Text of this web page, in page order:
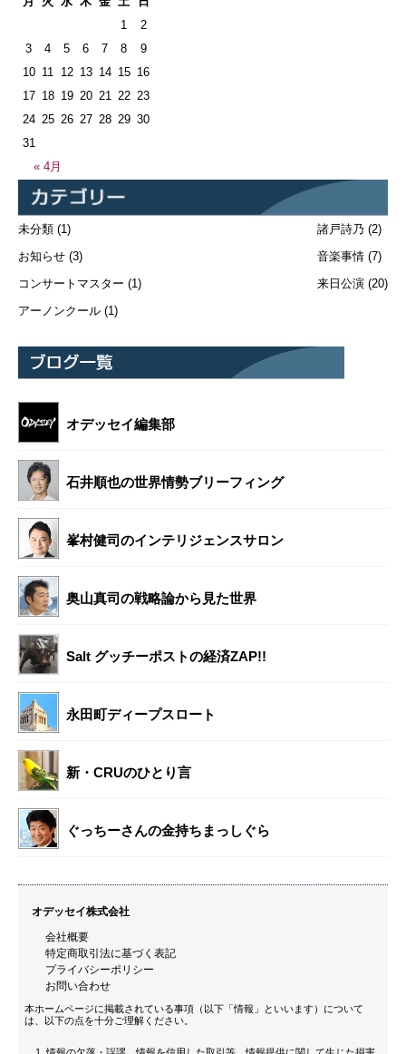
« 4月
1
2
3
4 5 6 7 8
9
10 11 12 13 14 15 16
17 18 19 20 21 22 23
24 25 26 27 28 29 30
31
未分類 (1)
お知らせ (3)
コンサートマスター (1)
アーノンクール (1)
諸戸詩乃 (2)
音楽事情 (7)
来日公演 (20)
オデッセイ編集部
石井順也の世界情勢ブリーフィング
峯村健司のインテリジェンスサロン
奥山真司の戦略論から見た世界
Salt グッチーポストの経済ZAP!!
永田町ディープスロート
新・CRUのひとり言
ぐっちーさんの金持ちまっしぐら
オデッセイ株式会社
会社概要
特定商取引法に基づく表記
プライバシーポリシー
お問い合わせ
本ホームページに掲載されている事項（以下「情報」といいます）について
は、以下の点を十分ご理解ください。